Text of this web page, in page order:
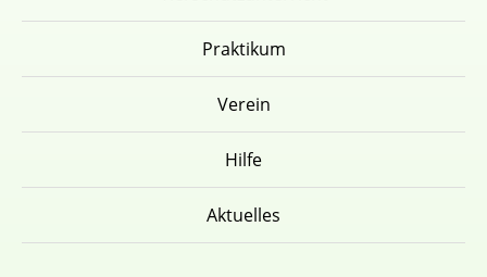
Praktikum
Verein
Hilfe
Aktuelles